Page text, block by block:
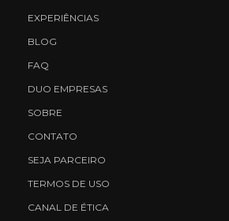
EXPERIÊNCIAS
BLOG
FAQ
DUO EMPRESAS
SOBRE
CONTATO
SEJA PARCEIRO
TERMOS DE USO
CANAL DE ÉTICA